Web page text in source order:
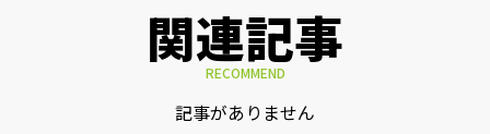
関連記事
RECOMMEND
記事がありません